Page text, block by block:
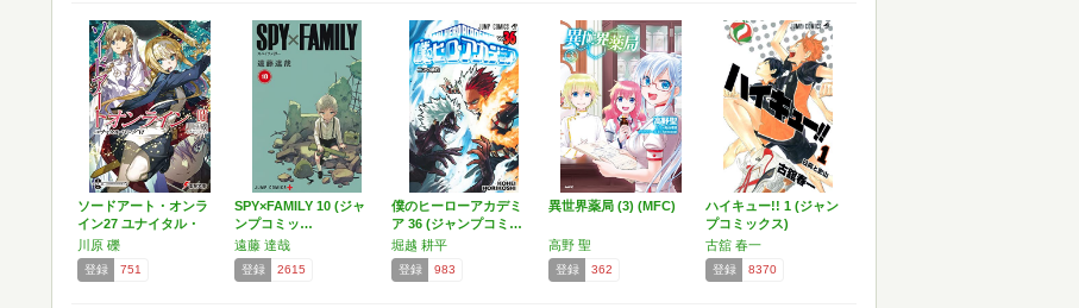
ソードアート・オンラ
イン27 ユナイタル・
リ…
川原 礫
登録 751
SPY×FAMILY 10 (ジャ
ンプコミッ…
遠藤 達哉
登録 2615
僕のヒーローアカデミ
ア 36 (ジャンプコミ…
堀越 耕平
登録 983
異世界薬局 (3) (MFC)
高野 聖
登録 362
ハイキュー!! 1 (ジャン
プコミックス)
古舘 春一
登録 8370